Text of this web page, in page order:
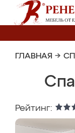
ГЛАВНАЯ →
Рейтинг: